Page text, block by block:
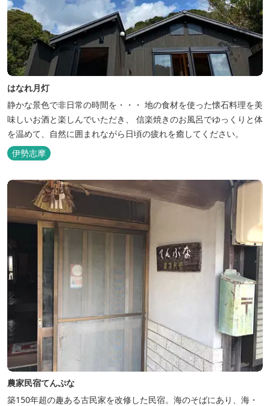
はなれ月灯
静かな景色で非日常の時間を・・・ 地の食材を使った懐石料理を美
味しいお酒と楽しんでいただき、 信楽焼きのお風呂でゆっくりと体
を温めて、自然に囲まれながら日頃の疲れを癒してください。
伊勢志摩
農家民宿てんぷな
築150年超の趣ある古民家を改修した民宿。海のそばにあり、海・